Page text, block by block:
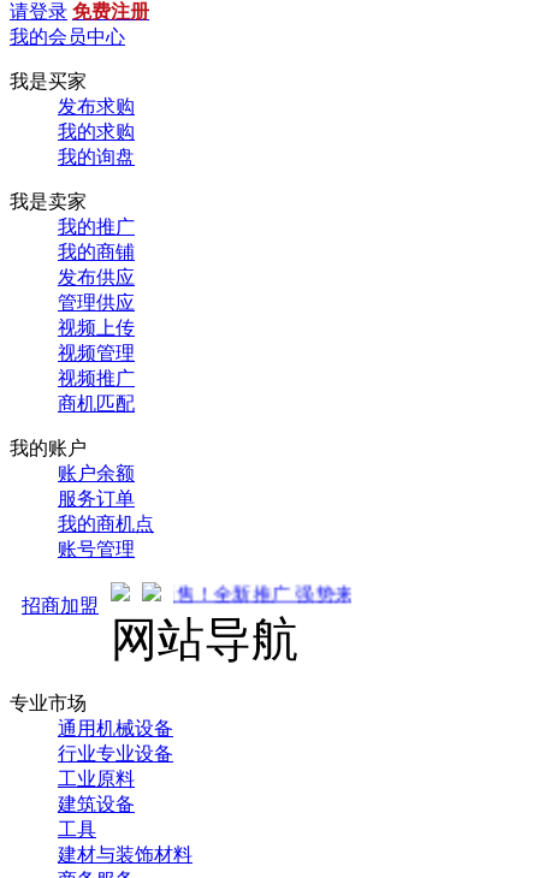
请登录 免费注册
我的会员中心
我是买家
发布求购
我的求购
我的询盘
我是卖家
我的推广
我的商铺
发布供应
管理供应
视频上传
视频管理
视频推广
商机匹配
我的账户
账户余额
服务订单
我的商机点
账号管理
招商加盟
车开启预售！全新推广 强势来袭！火热招商中... 先到先得 ！
网站导航
专业市场
通用机械设备
行业专业设备
工业原料
建筑设备
工具
建材与装饰材料